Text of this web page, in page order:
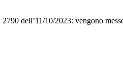
dell’11/10/2023: vengono